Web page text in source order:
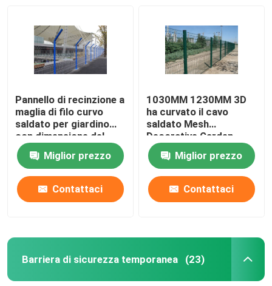
Pannello di recinzione a
maglia di filo curvo
saldato per giardino
con dimensione del
foro 50x100mm
Miglior prezzo
Contattaci
1030MM 1230MM 3D
ha curvato il cavo
saldato Mesh
Decorative Garden
Mesh Fence
Miglior prezzo
Contattaci
Barriera di sicurezza temporanea (23)